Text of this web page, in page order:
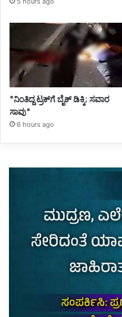
*ನಿಂತಿದ್ದ ಟ್ರಕ್‌ಗೆ ಬೈಕ್ ಡಿಕ್ಕಿ; ಸವಾರ
ಸಾವು*
6 hours ago